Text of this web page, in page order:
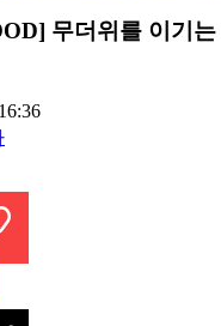
무더위를 이기는